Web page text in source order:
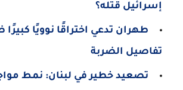
إسرائيل قتله؟
طهران تدعي اختراقًا نوويًا
تفاصيل الضربة
تصعيد خطير في لبنان: نمط